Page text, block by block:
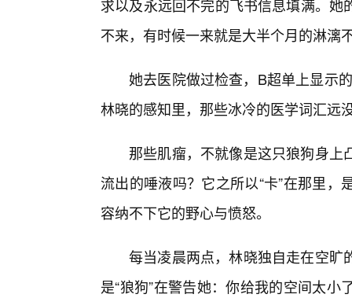
求以及永远回不完的飞书信息填满。
不来，有时候一来就是大半个月的淋漓
她去医院做过检查，B超单上显示
林晓的感知里，那些冰冷的医学词汇远
那些肌瘤，不就像是这只狼狗身
流出的唾液吗？它之所以“卡”在那里
容纳不下它的野心与愤怒。
每当凌晨两点，林晓独自走在空旷
是“狼狗”在警告她：你给我的空间太